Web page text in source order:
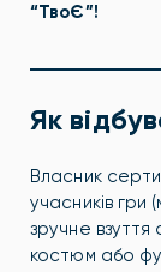
“ТвоЄ”!
Як
Власник
учасників гри
зручне взуття
костюм або